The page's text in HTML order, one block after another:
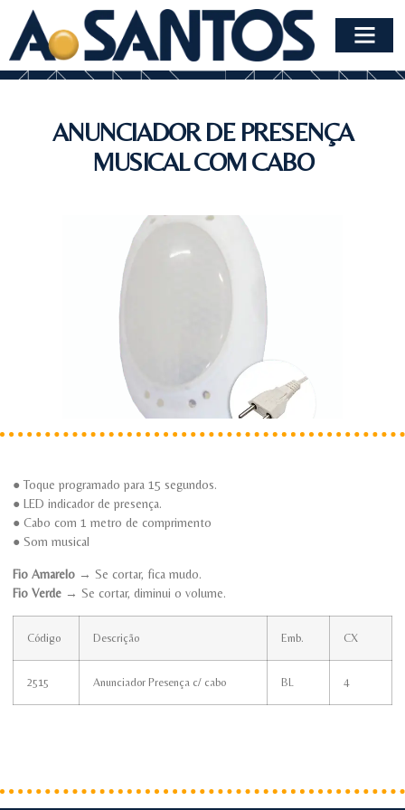
ANUNCIADOR DE PRESENÇA
MUSICAL COM CABO
● Toque programado para 15 segundos.
● LED indicador de presença.
● Cabo com 1 metro de comprimento
● Som musical
Fio Amarelo → Se cortar, fica mudo.
Fio Verde → Se cortar, diminui o volume.
Código Descrição Emb. CX
2515 Anunciador Presença c/ cabo BL 4